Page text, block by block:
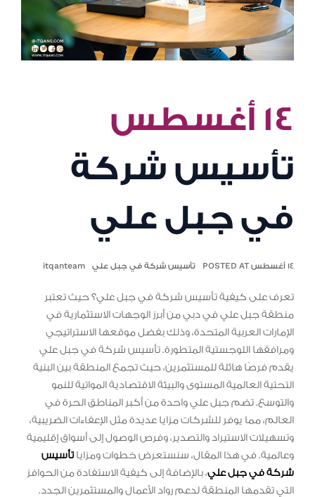
١٤ أغسطس
تأسيس شركة
في جبل علي
١٤ أغسطس POSTED AT تأسيس شركة في جبل علي itqanteam
تعرف على كيفية تأسيس شركة في جبل علي؟ حيث تعتبر
منطقة جبل علي في دبي من أبرز الوجهات الاستثمارية في
الإمارات العربية المتحدة، وذلك بفضل موقعها الاستراتيجي
ومرافقها اللوجستية المتطورة. تأسيس شركة في جبل علي
يقدم فرصًا هائلة للمستثمرين، حيث تجمع المنطقة بين البنية
التحتية العالمية المستوى والبيئة الاقتصادية المواتية للنمو
والتوسع. تضم جبل علي واحدة من أكبر المناطق الحرة في
العالم، مما يوفر للشركات مزايا عديدة مثل الإعفاءات الضريبية،
وتسهيلات الاستيراد والتصدير، وفرص الوصول إلى أسواق إقليمية
وعالمية. في هذا المقال، سنستعرض خطوات ومزاياتأسيس
شركة في جبل علي، بالإضافة إلى كيفية الاستفادة من الحوافز
التي تقدمها المنطقة لدعم رواد الأعمال والمستثمرين الجدد.